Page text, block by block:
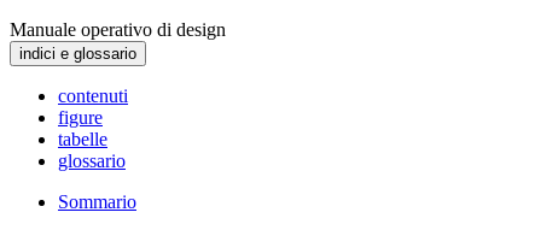
Manuale operativo di design
indici e glossario
contenuti
figure
tabelle
glossario
Sommario